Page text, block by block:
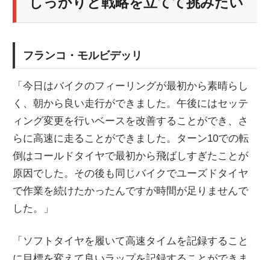
フランコ・モルビデッリ
「今日はバイクのフィーリングが最初から素晴らし
く、朝から良い走行ができました。午後にはセッテ
ィング変更を行いベースを改善することができ、さ
らに高速に走ることができました。ターン10での転
倒はコールドタイヤで最初から飛ばしすぎたことが
原因でした。その後も同じバイクでユーズドタイヤ
で作業を続けたかったんですが時間が足りませんで
した。」
「ソフトタイヤを履いて高速タイムを記録すること